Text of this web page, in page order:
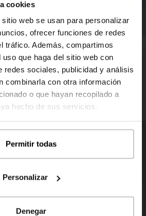
cookies
web se usan para personalizar
ofrecer funciones de redes
tráfico. Además, compartimos
que haga del sitio web con
redes sociales, publicidad y análisis
combinarla con otra información
o que hayan recopilado a
hecho de sus servicios.
Permitir todas
Personalizar
Denegar
111 you have more than a
of houses to choose from.
information and prices of all
models.
REGISTER